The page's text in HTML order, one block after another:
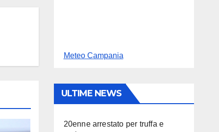
Meteo Campania
ULTIME NEWS
20enne arrestato per truffa e